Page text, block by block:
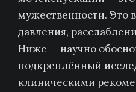
мужественности. Это
давления,
Ниже — научно
подкреплённый
клиническими